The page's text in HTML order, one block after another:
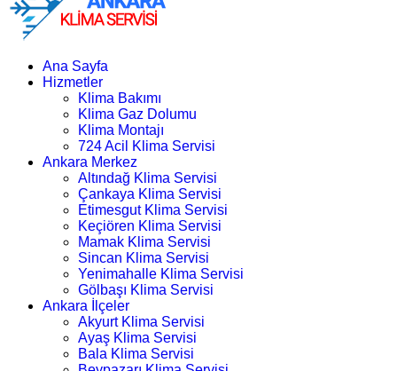
Ana Sayfa
Hizmetler
Klima Bakımı
Klima Gaz Dolumu
Klima Montajı
724 Acil Klima Servisi
Ankara Merkez
Altındağ Klima Servisi
Çankaya Klima Servisi
Etimesgut Klima Servisi
Keçiören Klima Servisi
Mamak Klima Servisi
Sincan Klima Servisi
Yenimahalle Klima Servisi
Gölbaşı Klima Servisi
Ankara İlçeler
Akyurt Klima Servisi
Ayaş Klima Servisi
Bala Klima Servisi